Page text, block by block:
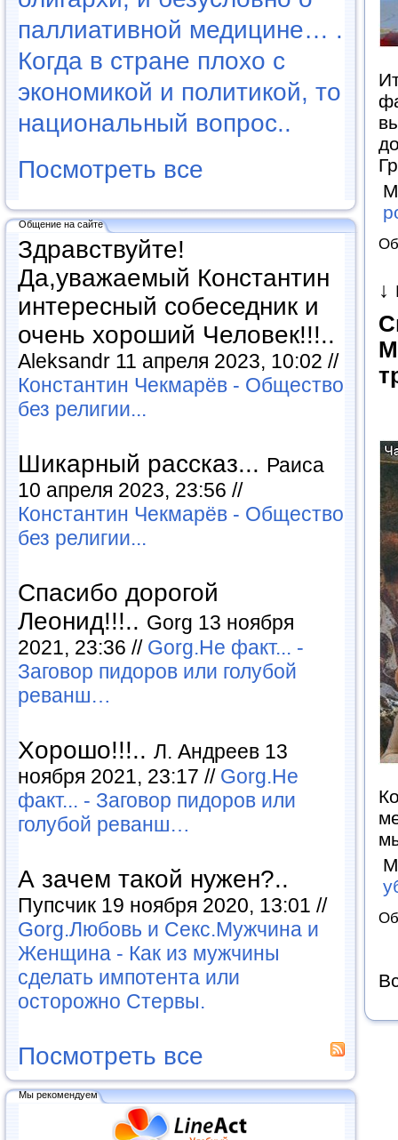
паллиативной медицине… .
Когда в стране плохо с
экономикой и политикой, то
национальный вопрос..
Посмотреть все
Общение на сайте
Здравствуйте!
Да,уважаемый Константин
интересный собеседник и
очень хороший Человек!!!..
Aleksandr 11 апреля 2023, 10:02 //
Константин Чекмарёв - Общество
без религии...
Шикарный рассказ... Раиса
10 апреля 2023, 23:56 //
Константин Чекмарёв - Общество
без религии...
Спасибо дорогой
Леонид!!!.. Gorg 13 ноября
2021, 23:36 // Gorg.Не факт... -
Заговор пидоров или голубой
реванш…
Хорошо!!!.. Л. Андреев 13
ноября 2021, 23:17 // Gorg.Не
факт... - Заговор пидоров или
голубой реванш…
А зачем такой нужен?..
Пупсчик 19 ноября 2020, 13:01 //
Gorg.Любовь и Секс.Мужчина и
Женщина - Как из мужчины
сделать импотента или
осторожно Стервы.
Посмотреть все
Мы рекомендуем